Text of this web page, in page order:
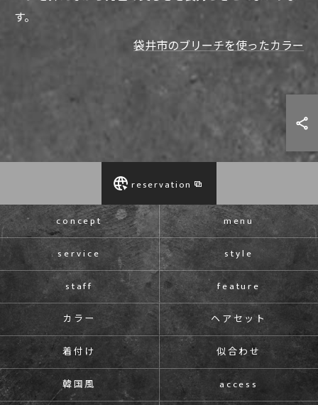
す。
袋井市のブリーチを使ったカラー
reservation
concept menu
service style
staff feature
カラー ヘアセット
着付け 似合わせ
韓国風 access